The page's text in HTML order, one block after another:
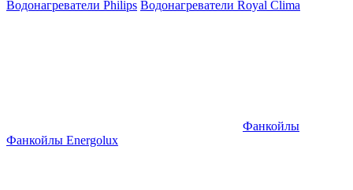
Водонагреватели Philips Водонагреватели Royal Clima
Фанкойлы
Фанкойлы Energolux